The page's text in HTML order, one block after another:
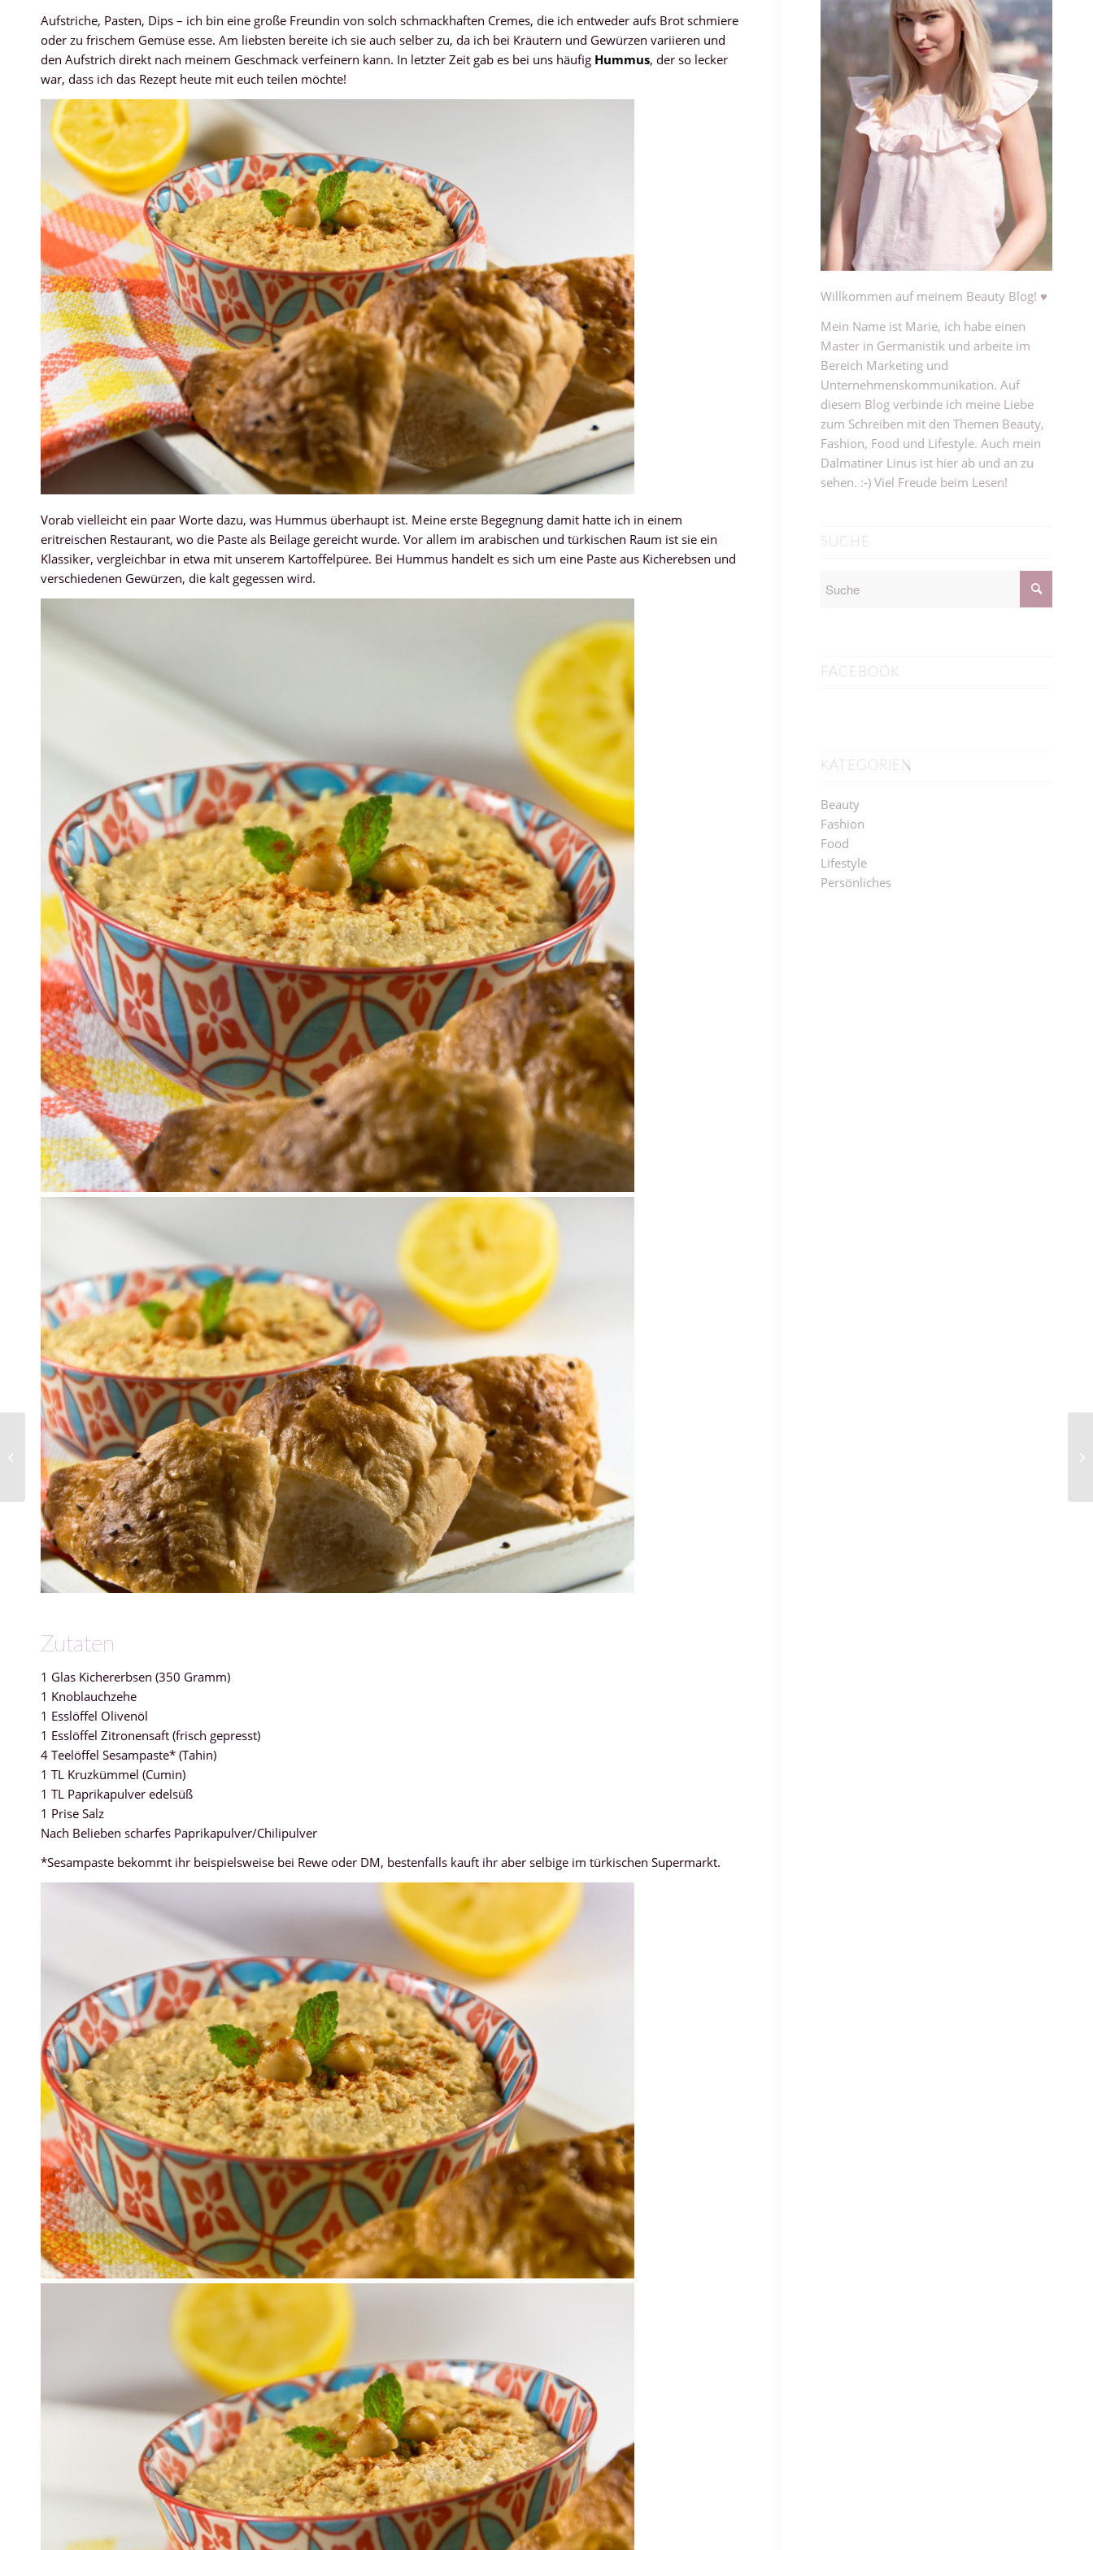
Aufstriche, Pasten, Dips – ich bin eine große Freundin von solch schmackhaften Cremes, die ich entweder aufs Brot schmiere
oder zu frischem Gemüse esse. Am liebsten bereite ich sie auch selber zu, da ich bei Kräutern und Gewürzen variieren und
den Aufstrich direkt nach meinem Geschmack verfeinern kann. In letzter Zeit gab es bei uns häufig Hummus, der so lecker
war, dass ich das Rezept heute mit euch teilen möchte!
Vorab vielleicht ein paar Worte dazu, was Hummus überhaupt ist. Meine erste Begegnung damit hatte ich in einem
eritreischen Restaurant, wo die Paste als Beilage gereicht wurde. Vor allem im arabischen und türkischen Raum ist sie ein
Klassiker, vergleichbar in etwa mit unserem Kartoffelpüree. Bei Hummus handelt es sich um eine Paste aus Kicherebsen und
verschiedenen Gewürzen, die kalt gegessen wird.
Zutaten
1 Glas Kichererbsen (350 Gramm)
1 Knoblauchzehe
1 Esslöffel Olivenöl
1 Esslöffel Zitronensaft (frisch gepresst)
4 Teelöffel Sesampaste* (Tahin)
1 TL Kruzkümmel (Cumin)
1 TL Paprikapulver edelsüß
1 Prise Salz
Nach Belieben scharfes Paprikapulver/Chilipulver
*Sesampaste bekommt ihr beispielsweise bei Rewe oder DM, bestenfalls kauft ihr aber selbige im türkischen Supermarkt.
Willkommen auf meinem Beauty Blog! ♥
Mein Name ist Marie, ich habe einen
Master in Germanistik und arbeite im
Bereich Marketing und
Unternehmenskommunikation. Auf
diesem Blog verbinde ich meine Liebe
zum Schreiben mit den Themen Beauty,
Fashion, Food und Lifestyle. Auch mein
Dalmatiner Linus ist hier ab und an zu
sehen. :-) Viel Freude beim Lesen!
SUCHE
FACEBOOK
KATEGORIEN
Beauty
Fashion
Food
Lifestyle
Persönliches
Brigitte Box